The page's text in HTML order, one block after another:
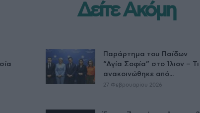
Δείτε Ακόμη
Παράρτημα του Παίδων
“Αγία Σοφία” στο Ίλιον – Τι
ανακοινώθηκε από...
27 Φεβρουαρίου 2026